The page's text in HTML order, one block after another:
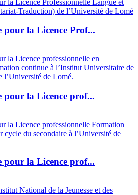
pour la Licence Prof...
pour la Licence prof...
pour la Licence prof...